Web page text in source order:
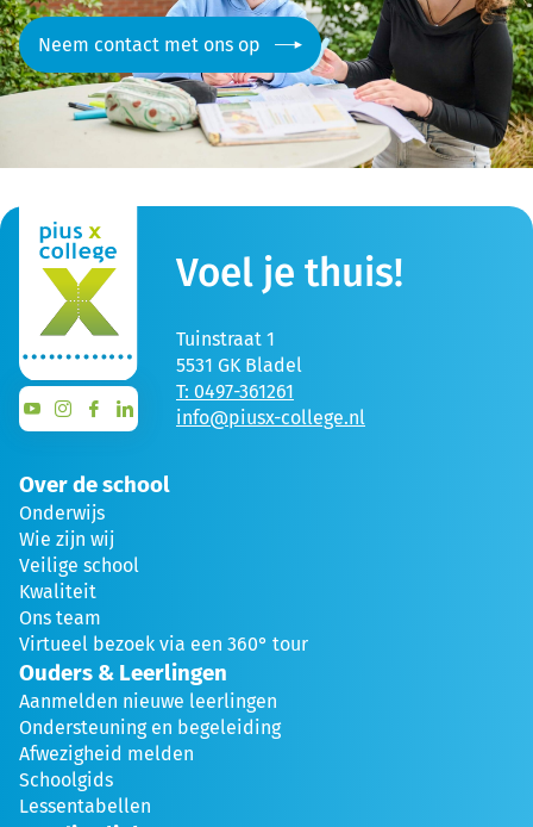
Neem contact met ons op
Voel je thuis!
Tuinstraat 1
5531 GK Bladel
T: 0497-361261
info@piusx-college.nl
Over de school
Onderwijs
Wie zijn wij
Veilige school
Kwaliteit
Ons team
Virtueel bezoek via een 360° tour
Ouders & Leerlingen
Aanmelden nieuwe leerlingen
Ondersteuning en begeleiding
Afwezigheid melden
Schoolgids
Lessentabellen